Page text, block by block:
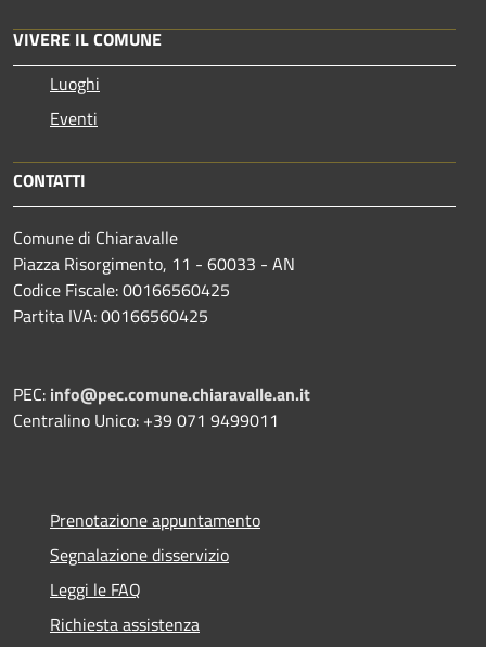
VIVERE IL COMUNE
Luoghi
Eventi
CONTATTI
Comune di Chiaravalle
Piazza Risorgimento, 11 - 60033 - AN
Codice Fiscale: 00166560425
Partita IVA: 00166560425
PEC: info@pec.comune.chiaravalle.an.it
Centralino Unico: +39 071 9499011
Prenotazione appuntamento
Segnalazione disservizio
Leggi le FAQ
Richiesta assistenza